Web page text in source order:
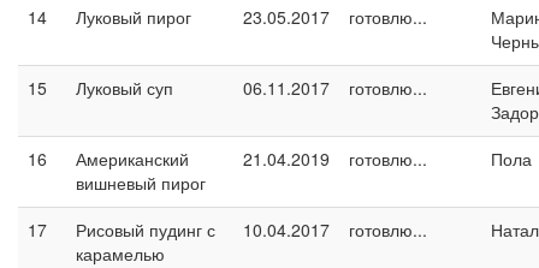
14 Луковый пирог 23.05.2017 готовлю...
15
Луковый суп 06.11.2017 готовлю...
16
Американский
вишневый пирог
21.04.2019 готовлю... Пола
17
Рисовый пудинг с
карамелью
10.04.2017 готовлю...